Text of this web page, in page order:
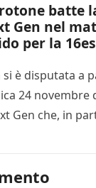
batte
Gen nel
per la
si è disputata a
24 novembre
Gen che, in